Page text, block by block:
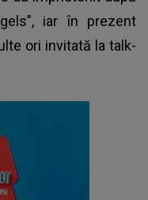
iar în prezent
ori invitată la talk-